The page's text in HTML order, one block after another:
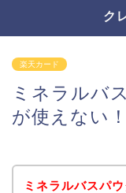
ク
楽天カード
ミネラルバ
が使えない
ミネラルバスパ